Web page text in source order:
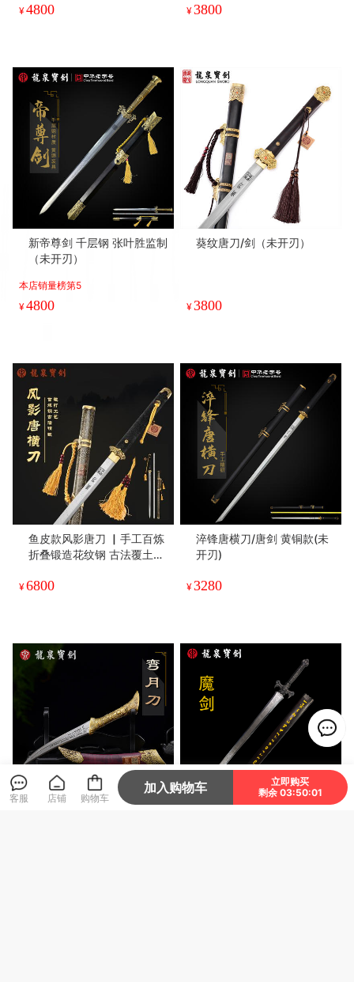
¥4800
¥3800
新帝尊剑 千层钢 张叶胜监制
（未开刃）
本店销量榜第5
¥4800
葵纹唐刀/剑（未开刃）
¥3800
鱼皮款风影唐刀 ▏手工百炼
折叠锻造花纹钢 古法覆土烧
皮包鞘 纯铜手雕装具（未开
¥6800
淬锋唐横刀/唐剑 黄铜款(未
开刃)
¥3280
客服 店铺 购物车
加入购物车
立即购买
剩余 03:50:00